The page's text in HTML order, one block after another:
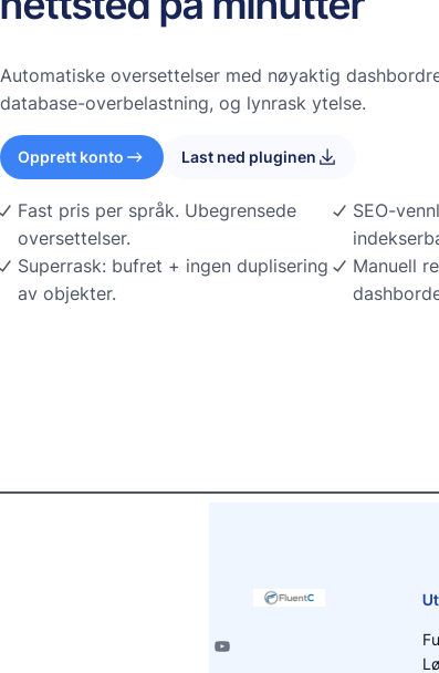
Automatiske oversettelser med nøyaktig
database-overbelastning, og lynrask ytelse.
Opprett konto Last ned pluginen
Fast pris per språk. Ubegrensede
oversettelser.
Superrask: bufret + ingen duplisering
av objekter.
SEO-
Manuell